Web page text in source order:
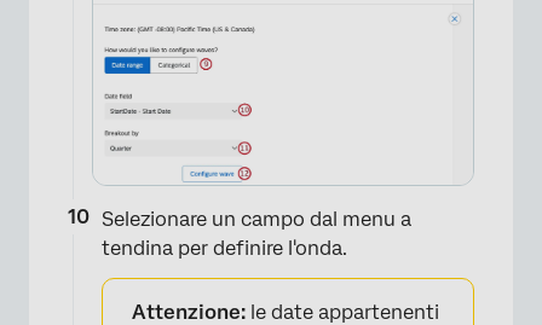
Selezionare un campo dal menu a
tendina per definire l'onda.
Attenzione: le date appartenenti